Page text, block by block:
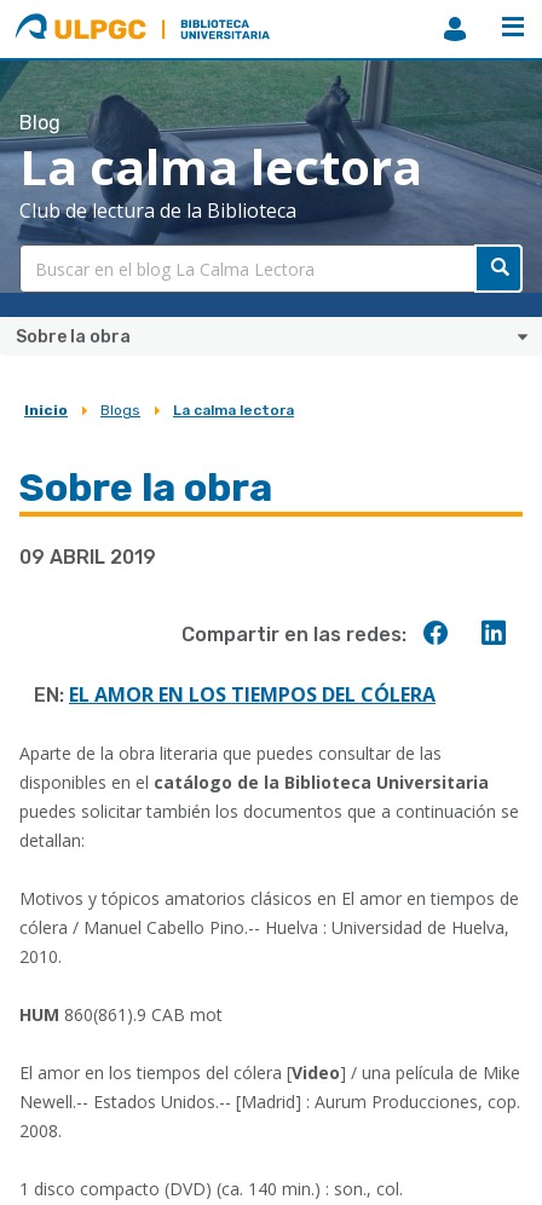
ULPGC
Biblioteca
ULPGC
Blog
La calma lectora
Club de lectura de la Biblioteca
Sobre la obra
Sobrescribir
de
Inicio Blogs La calma lectora
Sobre la obra
09 ABRIL 2019
Compartir en las redes:
EN: EL AMOR EN LOS TIEMPOS DEL CÓLERA
Aparte de la obra literaria que puedes consultar de las
disponibles en el catálogo de la Biblioteca Universitaria
puedes solicitar también los documentos que a continuación se
detallan:
Motivos y tópicos amatorios clásicos en El amor en tiempos de
cólera / Manuel Cabello Pino.-- Huelva : Universidad de Huelva,
2010.
HUM 860(861).9 CAB mot
El amor en los tiempos del cólera [Video] / una película de Mike
Newell.-- Estados Unidos.-- [Madrid] : Aurum Producciones, cop.
2008.
1 disco compacto (DVD) (ca. 140 min.) : son., col.